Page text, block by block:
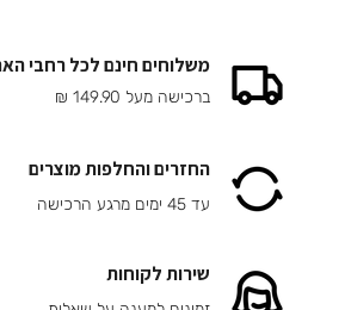
משלוחים חינם לכל רחבי
ברכישה מעל 149.90 ₪
החזרים והחלפות מוצרים
עד 45 ימים מרגע הרכישה
שירות לקוחות